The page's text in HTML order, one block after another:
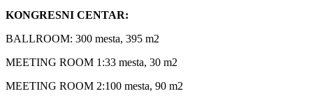
KONGRESNI CENTAR:
BALLROOM: 300 mesta, 395 m2
MEETING ROOM 1:33 mesta, 30 m2
MEETING ROOM 2:100 mesta, 90 m2